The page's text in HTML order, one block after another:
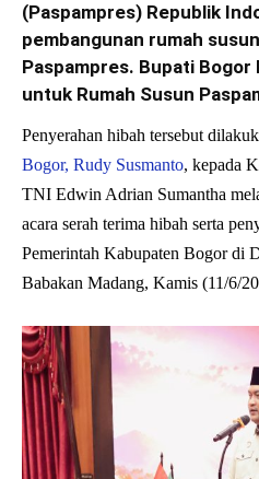
(Paspampres) Republik
pembangunan rumah
Paspampres. Bupati Bogor
untuk Rumah Susun
Penyerahan hibah tersebut
Bogor, Rudy Susmanto, kepada
TNI Edwin Adrian Sumantha
acara serah terima hibah serta
Pemerintah Kabupaten Bogor di
Babakan Madang, Kamis (11/6/